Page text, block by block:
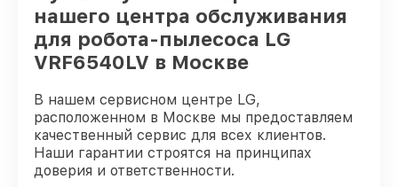
нашего центра обслуживания
для робота-пылесоса LG
VRF6540LV в Москве
В нашем сервисном центре LG,
расположенном в Москве мы предоставляем
качественный сервис для всех клиентов.
Наши гарантии строятся на принципах
доверия и ответственности.